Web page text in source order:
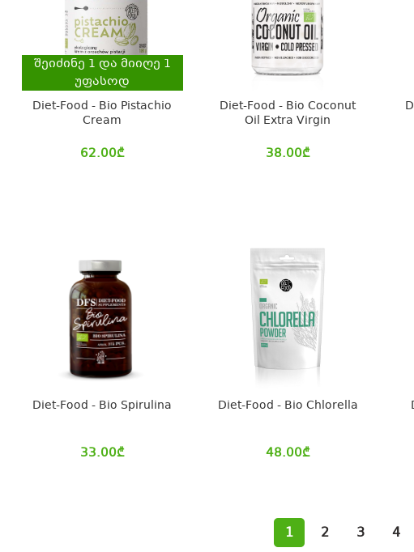
შეიძინე 1 და მიიღე 1
უფასოდ
Diet-Food - Bio Pistachio
Cream
62.00₾
Diet-Food - Bio Coconut
Oil Extra Virgin
38.00₾
Diet-Food - Bio Spirulina
33.00₾
Diet-Food - Bio Chlorella
48.00₾
1 2 3 4